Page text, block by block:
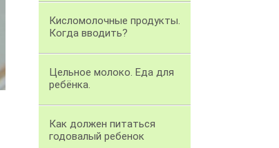
Кисломолочные продукты.
Когда вводить?
Цельное молоко. Еда для
ребёнка.
Как должен питаться
годовалый ребенок